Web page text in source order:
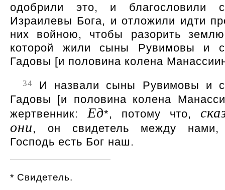
одобрили это, и благословили
Израилевы Бога, и отложили идти
них войною, чтобы разорить
которой жили сыны Рувимовы и
Гадовы [и половина колена
34
И назвали сыны Рувимовы и
Гадовы [и половина колена
жертвенник:Ед*, потому что,
они, он свидетель между нами,
Господь есть Бог наш.
* Свидетель.